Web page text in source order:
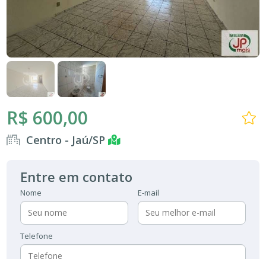
R$ 600,00
Centro - Jaú/SP
Entre em contato
Nome E-mail
Telefone